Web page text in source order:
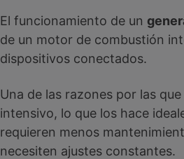
El funcionamiento de un
de un motor de combustión
dispositivos conectados.
Una de las razones por las
intensivo, lo que los hace
requieren menos
necesiten ajustes constantes.